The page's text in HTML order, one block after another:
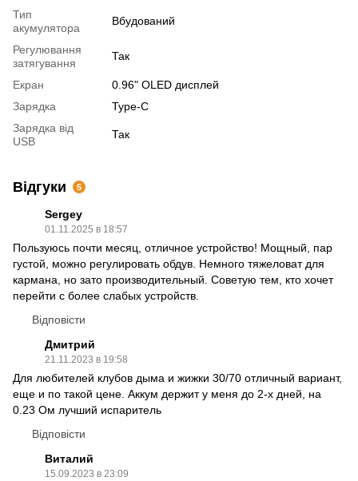
Тип
акумулятора
Вбудований
Регулювання
затягування
Так
Екран
0.96" OLED дисплей
Зарядка
Type-C
Зарядка від
USB
Так
Відгуки 5
Sergey
01.11.2025 в 18:57
Пользуюсь почти месяц, отличное устройство! Мощный, пар
густой, можно регулировать обдув. Немного тяжеловат для
кармана, но зато производительный. Советую тем, кто хочет
перейти с более слабых устройств.
Відповісти
Дмитрий
21.11.2023 в 19:58
Для любителей клубов дыма и жижки 30/70 отличный вариант,
еще и по такой цене. Аккум держит у меня до 2-х дней, на
0.23 Ом лучший испаритель
Відповісти
Виталий
15.09.2023 в 23:09